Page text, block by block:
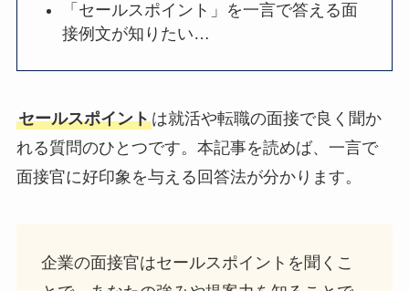
「セールスポイント」を一言で答える面
接例文が知りたい…
セールスポイントは就活や転職の面接で良く聞か
れる質問のひとつです。本記事を読めば、一言で
面接官に好印象を与える回答法が分かります。
企業の面接官はセールスポイントを聞くこ